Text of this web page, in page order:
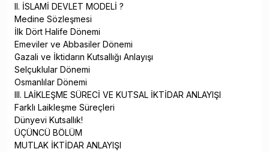
II. İSLAMİ DEVLET MODELİ ?
Medine Sözleşmesi
İlk Dört Halife Dönemi
Emeviler ve Abbasiler Dönemi
Gazali ve İktidarın Kutsallığı Anlayışı
Selçuklular Dönemi
Osmanlılar Dönemi
III. LAİKLEŞME SÜRECİ VE KUTSAL İKTİDAR ANLAYIŞI
Farklı Laikleşme Süreçleri
Dünyevi Kutsallık!
ÜÇÜNCÜ BÖLÜM
MUTLAK İKTİDAR ANLAYIŞI